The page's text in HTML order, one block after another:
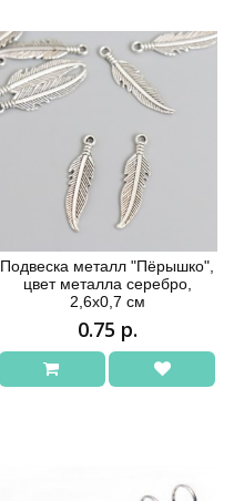
Подвеска металл "Пёрышко",
цвет металла серебро,
2,6х0,7 см
0.75 р.